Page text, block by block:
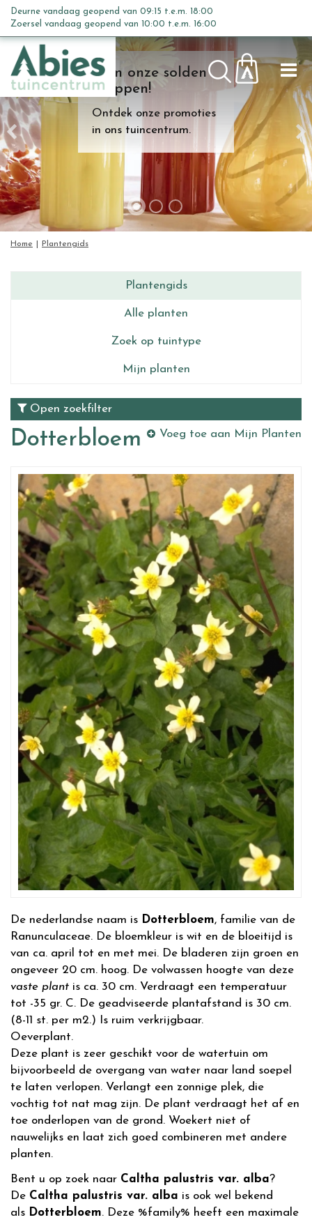
n
c
o
n
t
e
n
t
Kom onze solden
shoppen!
Ontdek onze promoties
in ons tuincentrum.
Home Plantengids
Deurne vandaag geopend van 09:15 t.e.m. 18:00
Zoersel vandaag geopend van 10:00 t.e.m. 16:00
Plantengids
Alle planten
Zoek op tuintype
Mijn planten
Open zoekfilter
Dotterbloem Voeg toe aan Mijn Planten
De nederlandse naam is Dotterbloem, familie van de
Ranunculaceae. De bloemkleur is wit en de bloeitijd is
van ca. april tot en met mei. De bladeren zijn groen en
ongeveer 20 cm. hoog. De volwassen hoogte van deze
vaste plant is ca. 30 cm. Verdraagt een temperatuur
tot -35 gr. C. De geadviseerde plantafstand is 30 cm.
(8-11 st. per m2.) Is ruim verkrijgbaar.
Oeverplant.
Deze plant is zeer geschikt voor de watertuin om
bijvoorbeeld de overgang van water naar land soepel
te laten verlopen. Verlangt een zonnige plek, die
vochtig tot nat mag zijn. De plant verdraagt het af en
toe onderlopen van de grond. Woekert niet of
nauwelijks en laat zich goed combineren met andere
planten.
Bent u op zoek naar Caltha palustris var. alba?
De Caltha palustris var. alba is ook wel bekend
als Dotterbloem. Deze %family% heeft een maximale